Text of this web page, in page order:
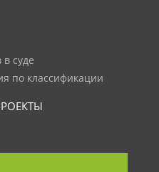
суде
по классификации